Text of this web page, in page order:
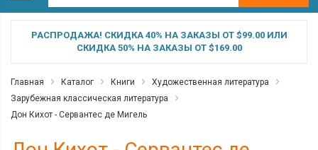
РАСПРОДАЖА! СКИДКА 40% НА ЗАКАЗЫ ОТ $99.00 ИЛИ
СКИДКА 50% НА ЗАКАЗЫ ОТ $169.00
Главная Каталог Книги
Художественная литература
Зарубежная классическая литература
Дон Кихот - Сервантес де Мигель